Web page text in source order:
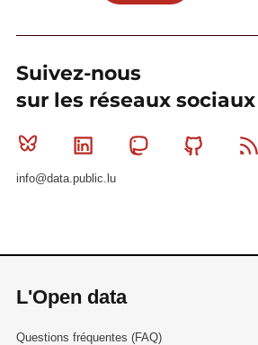
Suivez-nous
sur les réseaux sociaux
Bluesky Linkedin MastodonGithub
info@data.public.lu
L'Open data
Questions fréquentes (FAQ)